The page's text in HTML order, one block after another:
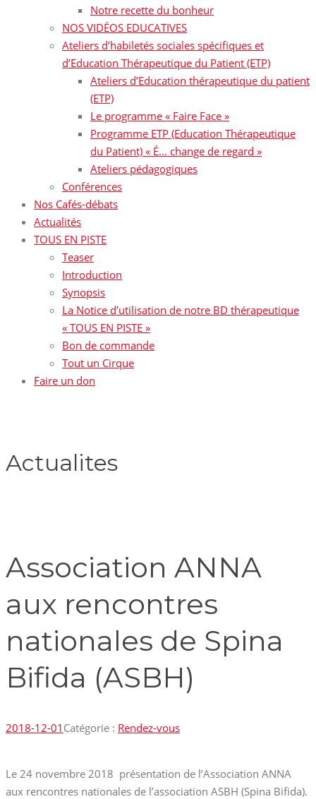
Notre recette du bonheur
NOS VIDÉOS EDUCATIVES
Ateliers d’habiletés sociales spécifiques et
d’Education Thérapeutique du Patient (ETP)
Ateliers d’Education thérapeutique du patient
(ETP)
Le programme « Faire Face »
Programme ETP (Education Thérapeutique
du Patient) « É… change de regard »
Ateliers pédagogiques
Conférences
Nos Cafés-débats
Actualités
TOUS EN PISTE
Teaser
Introduction
Synopsis
La Notice d’utilisation de notre BD thérapeutique
« TOUS EN PISTE »
Bon de commande
Tout un Cirque
Faire un don
Actualites
Association ANNA
aux rencontres
nationales de Spina
Bifida (ASBH)
2018-12-01 Catégorie : Rendez-vous
Le 24 novembre 2018 présentation de l’Association ANNA
aux rencontres nationales de l’association ASBH (Spina Bifida).